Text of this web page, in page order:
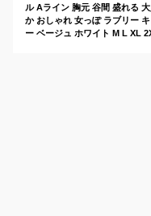
ル Aライン 胸元 谷間 盛れる
か おしゃれ 女っぽ ラブリー
ー ベージュ ホワイト M L XL